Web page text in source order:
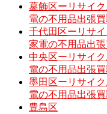
葛飾区ーリサイ
電の不用品出張買
千代田区ーリサ
家電の不用品出張
中央区ーリサイ
電の不用品出張買
墨田区ーリサイ
電の不用品出張買
豊島区